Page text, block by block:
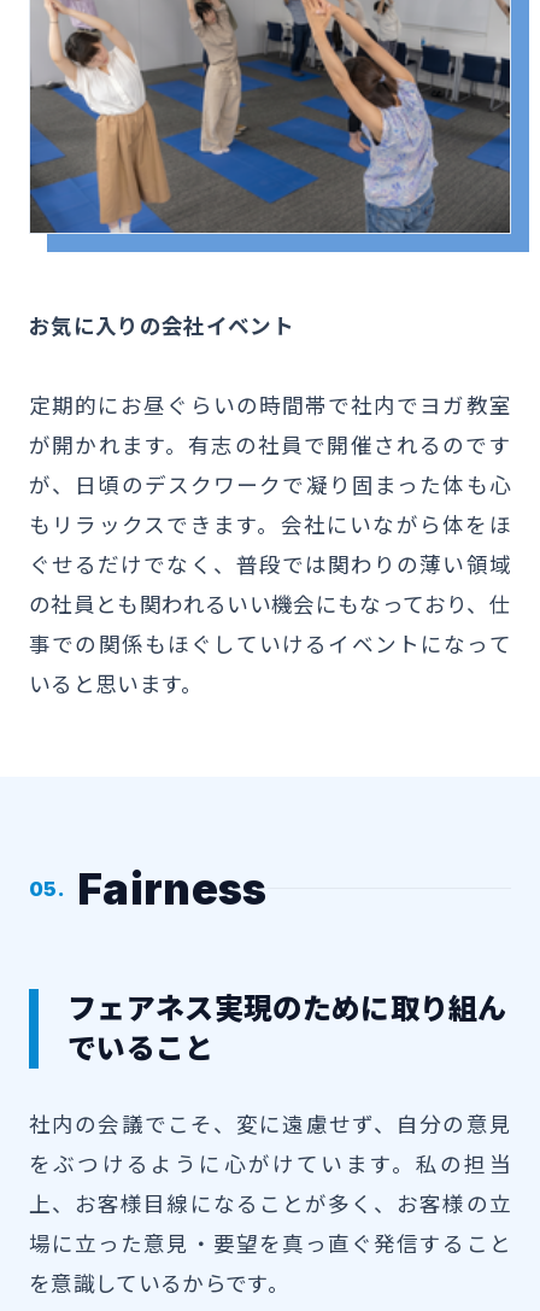
お気に入りの会社イベント
定期的にお昼ぐらいの時間帯で社内でヨガ教室
が開かれます。有志の社員で開催されるのです
が、日頃のデスクワークで凝り固まった体も心
もリラックスできます。会社にいながら体をほ
ぐせるだけでなく、普段では関わりの薄い領域
の社員とも関われるいい機会にもなっており、仕
事での関係もほぐしていけるイベントになって
いると思います。
05. Fairness
フェアネス実現のために取り組ん
でいること
社内の会議でこそ、変に遠慮せず、自分の意見
をぶつけるように心がけています。私の担当
上、お客様目線になることが多く、お客様の立
場に立った意見・要望を真っ直ぐ発信すること
を意識しているからです。